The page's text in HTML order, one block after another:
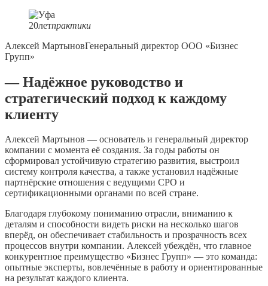
20летпрактики
Алексей МартыновГенеральный директор ООО «Бизнес
Групп»
— Надёжное руководство и
стратегический подход к каждому
клиенту
Алексей Мартынов — основатель и генеральный директор
компании с момента её создания. За годы работы он
сформировал устойчивую стратегию развития, выстроил
систему контроля качества, а также установил надёжные
партнёрские отношения с ведущими СРО и
сертификационными органами по всей стране.
Благодаря глубокому пониманию отрасли, вниманию к
деталям и способности видеть риски на несколько шагов
вперёд, он обеспечивает стабильность и прозрачность всех
процессов внутри компании. Алексей убеждён, что главное
конкурентное преимущество «Бизнес Групп» — это команда:
опытные эксперты, вовлечённые в работу и ориентированные
на результат каждого клиента.